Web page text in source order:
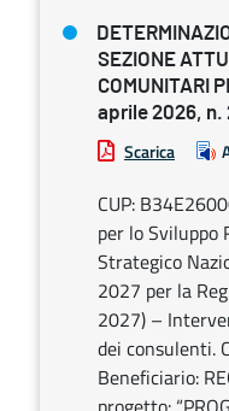
SEZIONE
COMUNITARI
aprile 2026, n.
Scarica
CUP:
per lo Sviluppo
Strategico
2027 per la
2027) –
dei consulenti.
Beneficiario: